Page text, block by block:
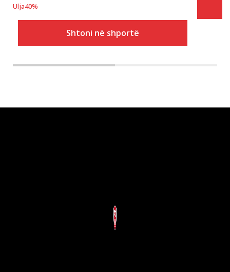
Ulja40%
Shtoni në shportë